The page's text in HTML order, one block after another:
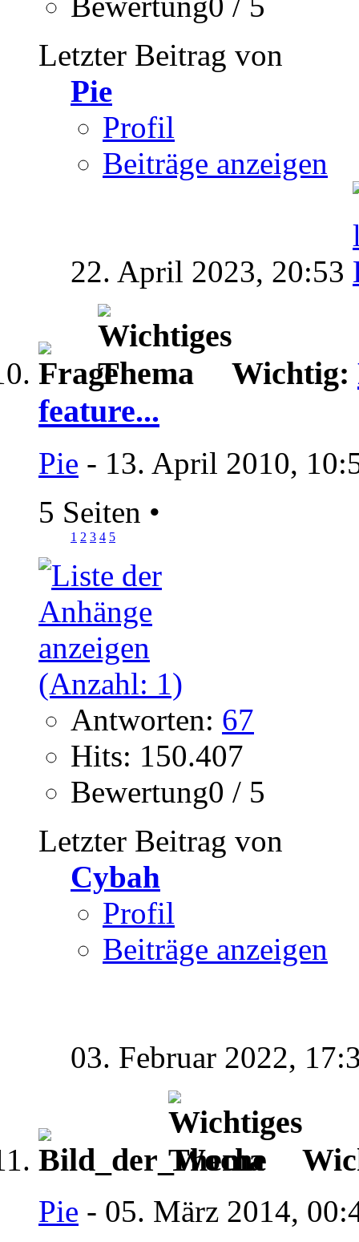
Letzter Beitrag von
Pie
Profil
Beiträge anzeigen
22. April 2023, 20:53
Wichtig:
feature...
Pie - 13. April 2010,
5 Seiten •
1 2 3 4 5
Antworten: 67
Hits: 150.407
Bewertung0 / 5
Letzter Beitrag von
Cybah
Profil
Beiträge anzeigen
03. Februar 2022,
Pie - 05. März 2014,